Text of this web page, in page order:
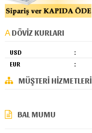
DÖVIZ KURLARI
USD :
EUR
:
MÜŞTERI HIZMETLERI
BAL MUMU